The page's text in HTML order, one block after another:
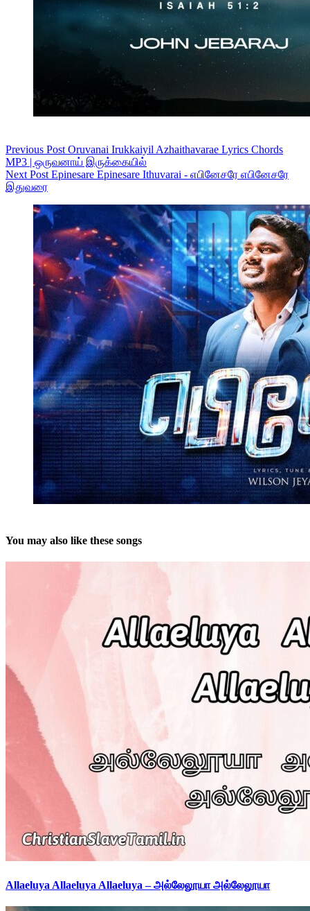
Previous Post Oruvanai Irukkaiyil Azhaithavarae Lyrics Chords
MP3 | ஒருவனாய் இருக்கையில்
Next Post Epinesare Epinesare Ithuvarai - எபினேசரே எபினேசரே
இதுவரை
You may also like these songs
Allaeluya Allaeluya Allaeluya – அல்லேலூயா அல்லேலூயா